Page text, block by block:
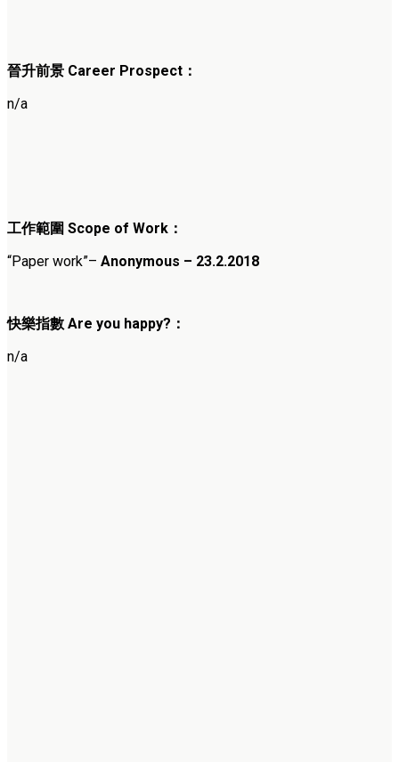
晉升前景 Career Prospect ：
n/a
工作範圍 Scope of Work ：
“Paper work”– Anonymous – 23.2.2018
快樂指數 Are you happy? ：
n/a